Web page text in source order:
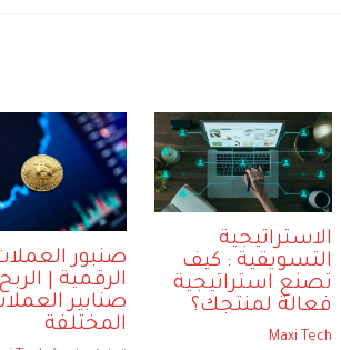
الاستراتيجية
التسويقية : كيف
تصنع استراتيجية
فعالة لمنتجك؟
Maxi Tech
صنبور
الرقمية |
صنابير
المختلفة